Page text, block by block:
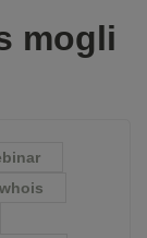
mogli
whois